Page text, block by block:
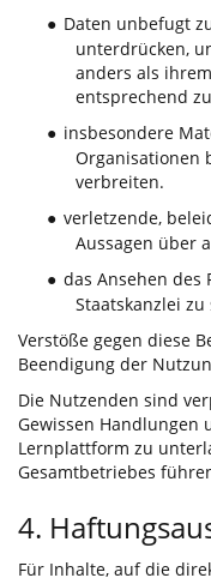
● Daten unbefugt
unterdrücken,
anders als
entsprechend
● insbesondere
Organisationen
verbreiten.
● verletzende,
Aussagen über
● das Ansehen des
Staatskanzlei zu
Verstöße gegen diese
Beendigung der
Die Nutzenden sind
Gewissen Handlungen
Lernplattform zu
Gesamtbetriebes
4.
Für Inhalte, auf die